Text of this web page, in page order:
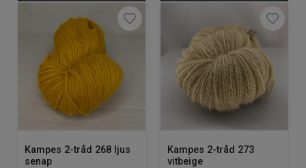
Kampes 2-tråd 268 ljus
senap
Kampes 2-tråd 273
vitbeige